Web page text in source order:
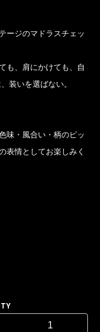
ージのマドラスチェッ
も、肩にかけても、自
装いを選ばない。
味・風合い・柄のピッ
表情としてお楽しみく